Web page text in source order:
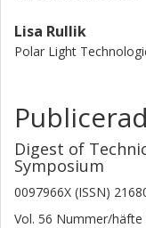
Lisa Rullik
Polar Light
Digest of
Symposium
0097966X (ISSN)
Vol. 56 Nummer/häfte